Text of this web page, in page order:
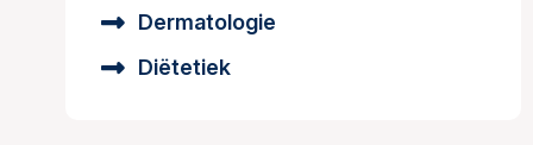
Dermatologie
Diëtetiek